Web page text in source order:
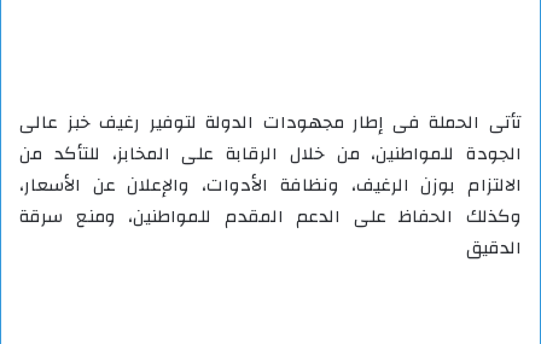
تأتى الحملة فى إطار مجهودات الدولة لتوفير رغيف خبز عالى
الجودة للمواطنين، من خلال الرقابة على المخابز، للتأكد من
الالتزام بوزن الرغيف، ونظافة الأدوات، والإعلان عن الأسعار،
وكذلك الحفاظ على الدعم المقدم للمواطنين، ومنع سرقة
الدقيق